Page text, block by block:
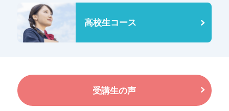
高校生コース
受講生の声